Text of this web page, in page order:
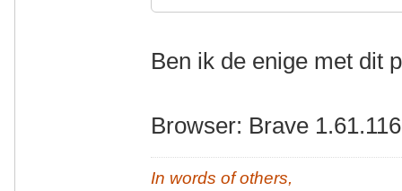
Ben ik de enige met dit
Browser: Brave
In words of others,